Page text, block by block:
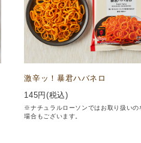
激辛ッ！暴君ハバネロ
145円(税込)
※ナチュラルローソンではお取り扱いの
場合もございます。